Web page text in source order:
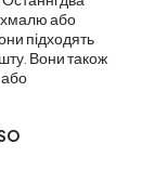
або
підходять
Вони також
або